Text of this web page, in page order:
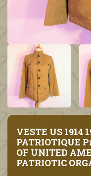
VESTE US 1914
PATRIOTIQUE
OF UNITED
PATRIOTIC